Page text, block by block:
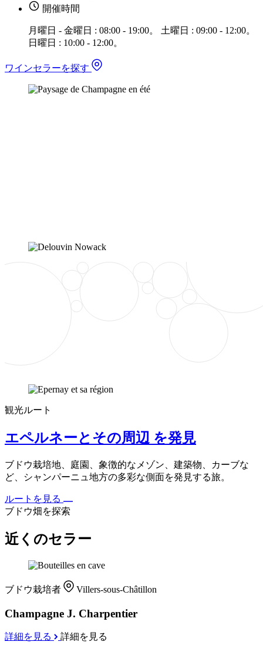
開催時間
月曜日 - 金曜日 : 08:00 - 19:00。 土曜日 : 09:00 - 12:00。
日曜日 : 10:00 - 12:00。
ワインセラーを探す
観光ルート
エペルネーとその周辺 を発見
ブドウ栽培地、庭園、象徴的なメゾン、建築物、カーブな
ど、シャンパーニュ地方の多彩な側面を発見する旅。
ルートを見る
ブドウ畑を探索
近くのセラー
ブドウ栽培者 Villers-sous-Châtillon
Champagne J. Charpentier
詳細を見る 詳細を見る